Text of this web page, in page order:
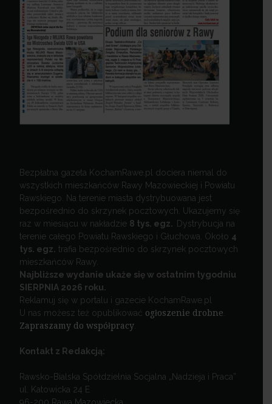
Bezpłatna gazeta KochamRawe.pl dociera niemal do
wszystkich mieszkańców Rawy Mazowieckiej i Powiatu
Rawskiego. Na terenie miasta dystrybuowana jest
bezpośrednio do skrzynek pocztowych. Ukazujemy się
raz w miesiącu w nakładzie 8 tys. egz.
Dystrybucja na
terenie całego Powiatu Rawskiego i Głuchowa. Około 4
tys. egz. trafia bezpośrednio do skrzynek pocztowych
mieszkańców Rawy.
Najbliższe wydanie ukaże się w ostatnim tygodniu
SIERPNIA 2026 roku.
Reklamuj się w portalu i gazecie KochamRawe.pl
U nas możesz też opublikować ogłoszenie drobne
Zapraszamy do współpracy.
Kontakt z Redakcją:
Rawsko-Bialska Spółdzielnia Socjalna „Nadzieja i Praca”
ul. Katowicka 24 E